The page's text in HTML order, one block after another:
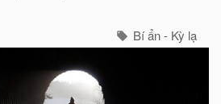
Bí ẩn - Kỳ lạ